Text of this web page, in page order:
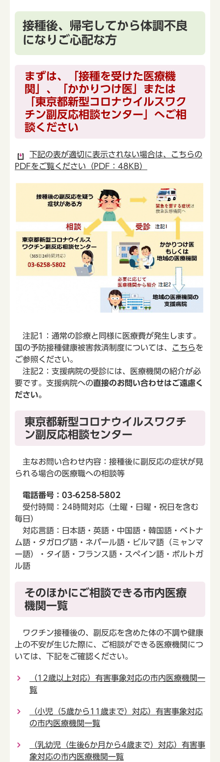
接種後、帰宅してから体調不良
になりご心配な方
まずは、「接種を受けた医療機
関」、「かかりつけ医」または
「東京都新型コロナウイルスワク
チン副反応相談センター」へご相
談ください
下記の表が適切に表示されない場合は、こちらの
PDFをご覧ください（PDF：48KB）
注記1：通常の診療と同様に医療費が発生します。
国の予防接種健康被害救済制度については、
こちらを
ご参照ください。
注記2：支援病院の受診には、医療機関の紹介が必
要です。支援病院への直接のお問い合わせはご遠慮く
ださい。
東京都新型コロナウイルスワクチ
ン副反応相談センター
主なお問い合わせ内容：接種後に副反応の症状が見
られる場合の医療職への相談等
電話番号：03-6258-5802
受付時間：24時間対応（土曜・日曜・祝日を含む
毎日）
対応言語：日本語・英語・中国語・韓国語・ベトナ
ム語・タガログ語・ネパール語・ビルマ語（ミャンマ
ー語）・タイ語・フランス語・スペイン語・ポルトガ
ル語
そのほかにご相談できる市内医療
機関一覧
ワクチン接種後の、副反応を含めた体の不調や健康
上の不安が生じた際に、ご相談ができる医療機関につ
いては、下記をご確認ください。
（12歳以上対応）有害事象対応の市内医療機関一
覧
（小児（5歳から11歳まで）対応）有害事象対応
の市内医療機関一覧
（乳幼児（生後6か月から4歳まで）対応）有害事
象対応の市内医療機関一覧